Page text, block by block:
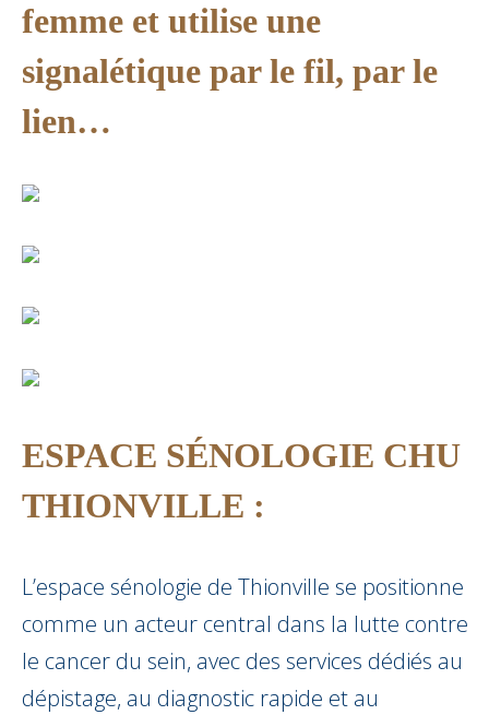
femme et utilise une
signalétique par le fil, par le
lien…
ESPACE SÉNOLOGIE CHU
THIONVILLE :
L’espace sénologie de Thionville se positionne
comme un acteur central dans la lutte contre
le cancer du sein, avec des services dédiés au
dépistage, au diagnostic rapide et au